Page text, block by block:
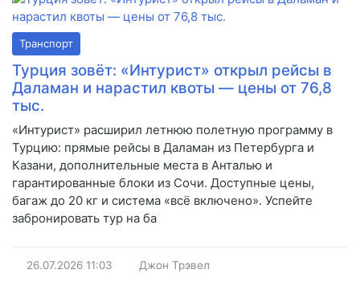
Транспорт
Турция зовёт: «Интурист» открыл рейсы в
Даламан и нарастил квоты — цены от 76,8
тыс.
«Интурист» расширил летнюю полетную программу в
Турцию: прямые рейсы в Даламан из Петербурга и
Казани, дополнительные места в Анталью и
гарантированные блоки из Сочи. Доступные цены,
багаж до 20 кг и система «всё включено». Успейте
забронировать тур на ба
26.07.2026 11:03 Джон Трэвел